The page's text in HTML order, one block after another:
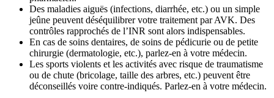
Des maladies aiguës (infections, diarrhée, etc.) ou un simple
jeûne peuvent déséquilibrer votre traitement par AVK. Des
contrôles rapprochés de l’INR sont alors indispensables.
En cas de soins dentaires, de soins de pédicurie ou de petite
chirurgie (dermatologie, etc.), parlez-en à votre médecin.
Les sports violents et les activités avec risque de traumatisme
ou de chute (bricolage, taille des arbres, etc.) peuvent être
déconseillés voire contre-indiqués. Parlez-en à votre médecin.